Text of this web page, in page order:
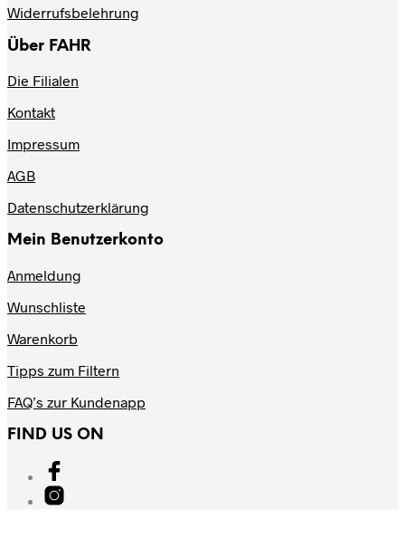
Widerrufsbelehrung
Über FAHR
Die Filialen
Kontakt
Impressum
AGB
Datenschutzerklärung
Mein Benutzerkonto
Anmeldung
Wunschliste
Warenkorb
Tipps zum Filtern
FAQ’s zur Kundenapp
FIND US ON